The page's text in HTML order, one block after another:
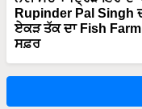
Rupinder Pal Singh
ਏਕੜ ਤੱਕ ਦਾ Fish
ਸਫ਼ਰ